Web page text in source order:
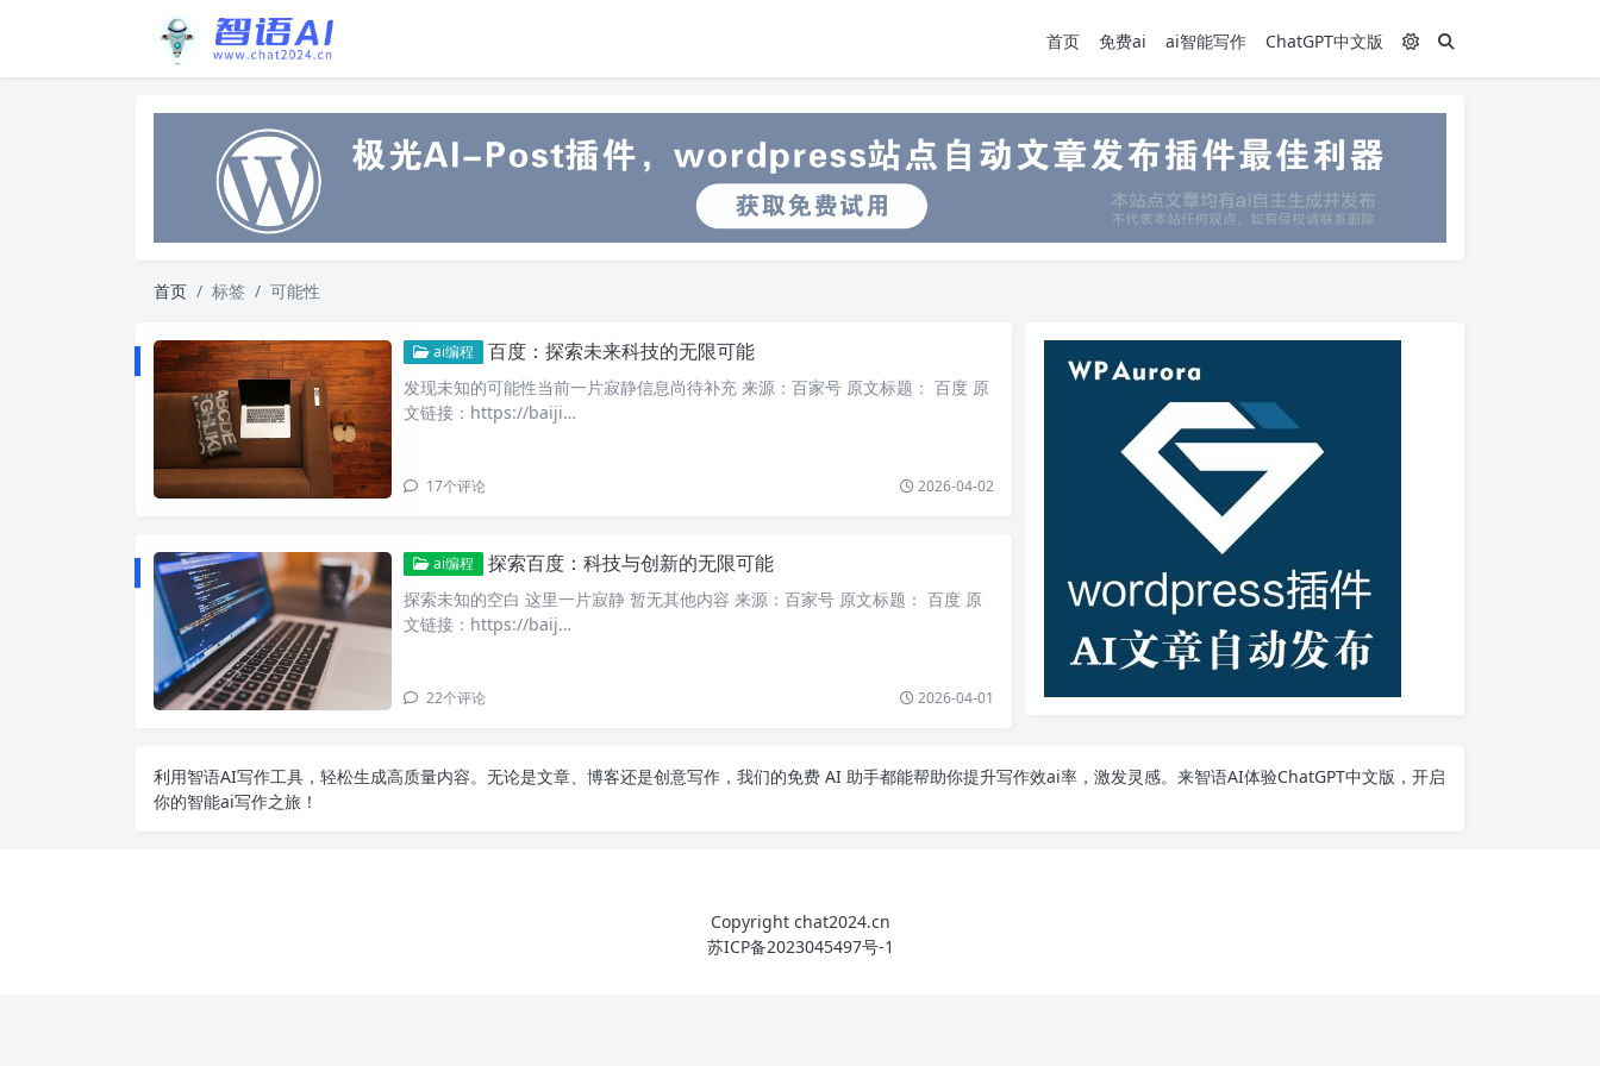
首页 免费ai ai智能写作 ChatGPT中文版
首页 标签 可能性
ai编程 百度：探索未来科技的无限可能
发现未知的可能性当前一片寂静信息尚待补充 来源：百家号 原文标题： 百度 原
文链接：https://baiji…
17个评论 2026-04-02
ai编程 探索百度：科技与创新的无限可能
探索未知的空白 这里一片寂静 暂无其他内容 来源：百家号 原文标题： 百度 原
文链接：https://baij…
22个评论 2026-04-01
利用智语AI写作工具，轻松生成高质量内容。无论是文章、博客还是创意写作，我们的免费 AI 助手都能帮助你提升写作效ai率，激发灵感。来智语AI体验ChatGPT中文版 ，开启
你的智能ai写作之旅！
Copyright chat2024.cn
苏ICP备2023045497号-1